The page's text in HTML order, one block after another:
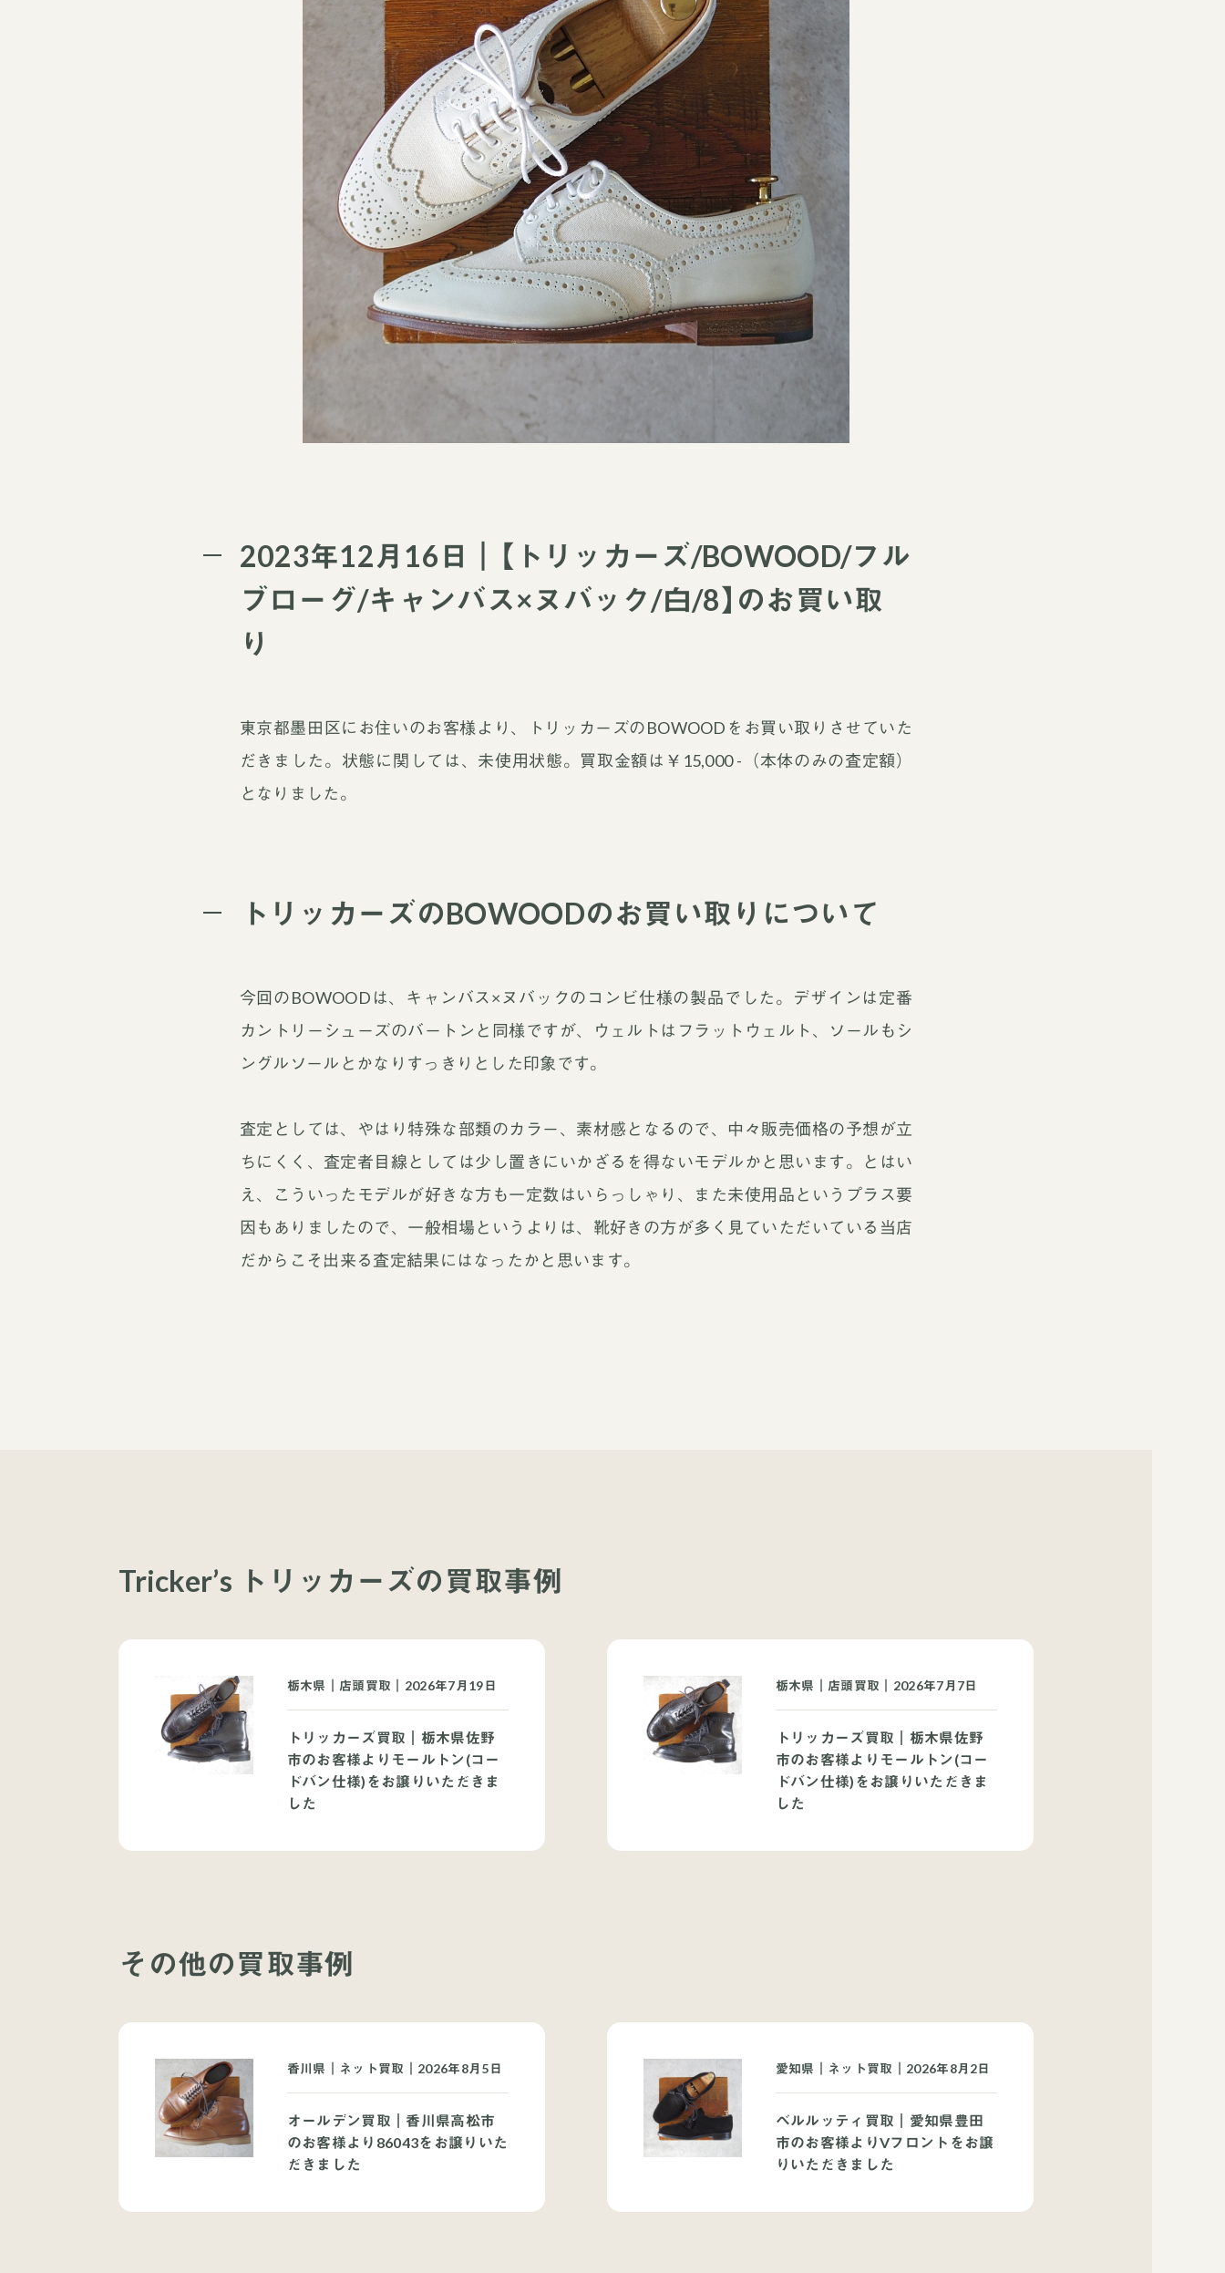
2023年12月16日｜【トリッカーズ/BOWOOD/フル
ブローグ/キャンバス×ヌバック/白/8】のお買い取
り
東京都墨田区にお住いのお客様より、トリッカーズのBOWOODをお買い取りさせていた
だきました。状態に関しては、未使用状態。買取金額は￥15,000 -（本体のみの査定額）
となりました。
トリッカーズのBOWOODのお買い取りについて
今回のBOWOODは、キャンバス×ヌバックのコンビ仕様の製品でした。デザインは定番
カントリーシューズのバートンと同様ですが、ウェルトはフラットウェルト、ソールもシ
ングルソールとかなりすっきりとした印象です。
査定としては、やはり特殊な部類のカラー、素材感となるので、中々販売価格の予想が立
ちにくく、査定者目線としては少し置きにいかざるを得ないモデルかと思います。とはい
え、こういったモデルが好きな方も一定数はいらっしゃり、また未使用品というプラス要
因もありましたので、一般相場というよりは、靴好きの方が多く見ていただいている当店
だからこそ出来る査定結果にはなったかと思います。
Tricker’s トリッカーズの買取事例
栃木県｜店頭買取｜2026年7月19日
トリッカーズ買取｜栃木県佐野
市のお客様よりモールトン(コー
ドバン仕様)をお譲りいただきま
した
栃木県｜店頭買取｜2026年7月7日
トリッカーズ買取｜栃木県佐野
市のお客様よりモールトン(コー
ドバン仕様)をお譲りいただきま
した
その他の買取事例
香川県｜ネット買取｜2026年8月5日
オールデン買取｜香川県高松市
のお客様より86043をお譲りいた
だきました
愛知県｜ネット買取｜2026年8月2日
ベルルッティ買取｜愛知県豊田
市のお客様よりVフロントをお譲
りいただきました
買取ブランドページ